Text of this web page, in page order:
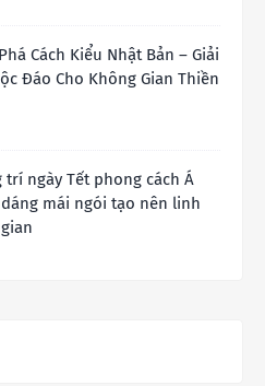
Cách Kiểu Nhật Bản – Giải
Đáo Cho Không Gian Thiền
trí ngày Tết phong cách Á
mái ngói tạo nên linh